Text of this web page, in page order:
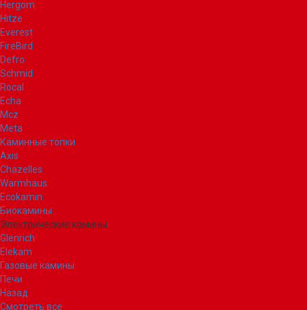
Hergom
Hitze
Everest
FireBird
Defro
Schmid
Rocal
Echa
Mcz
Meta
Каминные топки
Axis
Chazelles
Warmhaus
Ecokamin
Биокамины
Электрические камины
Glenrich
Elekam
Газовые камины
Печи
Назад
Смотреть все